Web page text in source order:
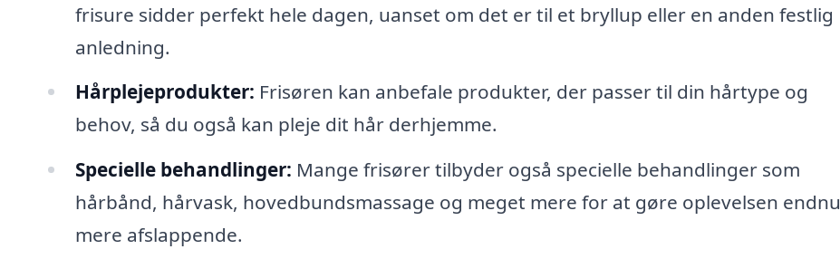
frisure sidder perfekt hele dagen, uanset om det er til et bryllup eller en anden festlig
anledning.
Hårplejeprodukter: Frisøren kan anbefale produkter, der passer til din hårtype og
behov, så du også kan pleje dit hår derhjemme.
Specielle behandlinger: Mange frisører tilbyder også specielle behandlinger som
hårbånd, hårvask, hovedbundsmassage og meget mere for at gøre oplevelsen endnu
mere afslappende.